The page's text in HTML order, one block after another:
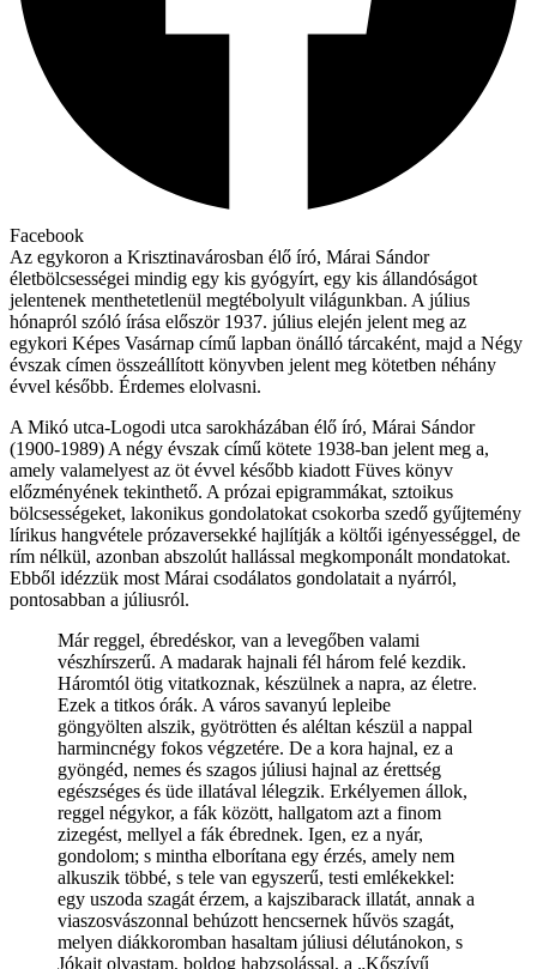
Facebook
Az egykoron a Krisztinavárosban élő író, Márai Sándor
életbölcsességei mindig egy kis gyógyírt, egy kis állandóságot
jelentenek menthetetlenül megtébolyult világunkban. A július
hónapról szóló írása először 1937. július elején jelent meg az
egykori Képes Vasárnap című lapban önálló tárcaként, majd a Négy
évszak címen összeállított könyvben jelent meg kötetben néhány
évvel később. Érdemes elolvasni.
A Mikó utca-Logodi utca sarokházában élő író, Márai Sándor
(1900-1989) A négy évszak című kötete 1938-ban jelent meg a,
amely valamelyest az öt évvel később kiadott Füves könyv
előzményének tekinthető. A prózai epigrammákat, sztoikus
bölcsességeket, lakonikus gondolatokat csokorba szedő gyűjtemény
lírikus hangvétele prózaversekké hajlítják a költői igényességgel, de
rím nélkül, azonban abszolút hallással megkomponált mondatokat.
Ebből idézzük most Márai csodálatos gondolatait a nyárról,
pontosabban a júliusról.
Már reggel, ébredéskor, van a levegőben valami
vészhírszerű. A madarak hajnali fél három felé kezdik.
Háromtól ötig vitatkoznak, készülnek a napra, az életre.
Ezek a titkos órák. A város savanyú lepleibe
göngyölten alszik, gyötrötten és aléltan készül a nappal
harmincnégy fokos végzetére. De a kora hajnal, ez a
gyöngéd, nemes és szagos júliusi hajnal az érettség
egészséges és üde illatával lélegzik. Erkélyemen állok,
reggel négykor, a fák között, hallgatom azt a finom
zizegést, mellyel a fák ébrednek. Igen, ez a nyár,
gondolom; s mintha elborítana egy érzés, amely nem
alkuszik többé, s tele van egyszerű, testi emlékekkel:
egy uszoda szagát érzem, a kajszibarack illatát, annak a
viaszosvászonnal behúzott hencsernek hűvös szagát,
melyen diákkoromban hasaltam júliusi délutánokon, s
Jókait olvastam, boldog habzsolással, a „Kőszívű